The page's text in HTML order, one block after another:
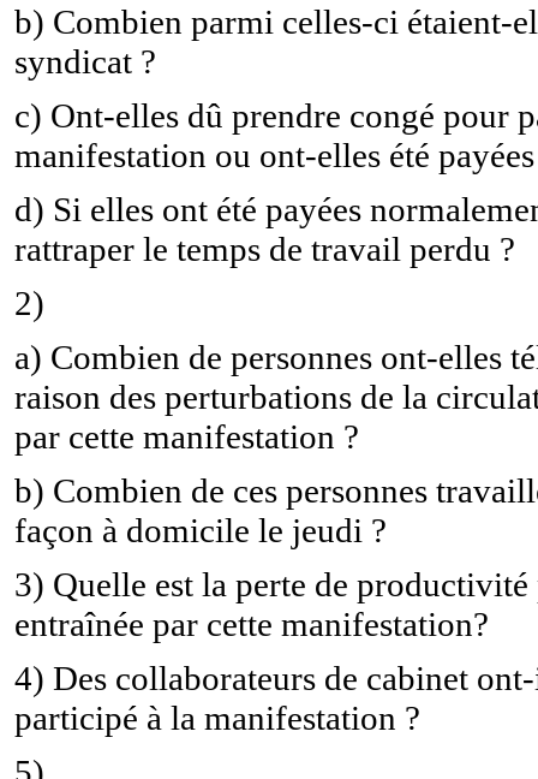
b) Combien parmi celles-ci étaient-
syndicat ?
c) Ont-elles dû prendre congé pour
manifestation ou ont-elles été
d) Si elles ont été payées
rattraper le temps de travail perdu ?
2)
a) Combien de personnes ont-elles
raison des perturbations de la
par cette manifestation ?
b) Combien de ces personnes
façon à domicile le jeudi ?
3) Quelle est la perte de productivité
entraînée par cette manifestation?
4) Des collaborateurs de cabinet
participé à la manifestation ?